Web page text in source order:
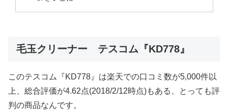
毛玉クリーナー テスコム『KD778』
このテスコム『KD778』は楽天での口コミ数が5,000件以
上、総合評価が4.62点(2018/2/12時点)もある、とっても評
判の商品なんです。